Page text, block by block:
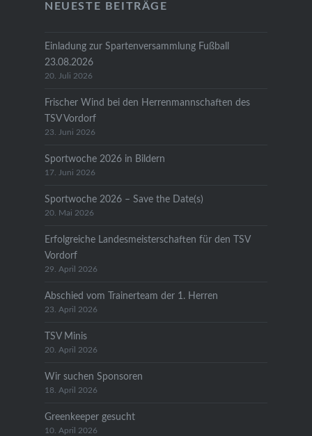
NEUESTE BEITRÄGE
Einladung zur Spartenversammlung Fußball
23.08.2026
20. Juli 2026
Frischer Wind bei den Herrenmannschaften des
TSV Vordorf
23. Juni 2026
Sportwoche 2026 in Bildern
17. Juni 2026
Sportwoche 2026 – Save the Date(s)
20. Mai 2026
Erfolgreiche Landesmeisterschaften für den TSV
Vordorf
29. April 2026
Abschied vom Trainerteam der 1. Herren
23. April 2026
TSV Minis
20. April 2026
Wir suchen Sponsoren
18. April 2026
Greenkeeper gesucht
10. April 2026